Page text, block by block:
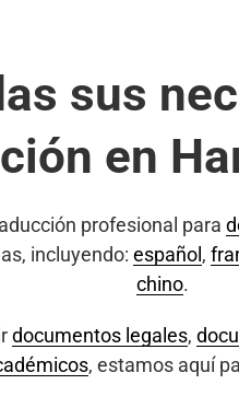
sus
en
profesional para
incluyendo: español ,
chino.
documentos legales,
, estamos aquí